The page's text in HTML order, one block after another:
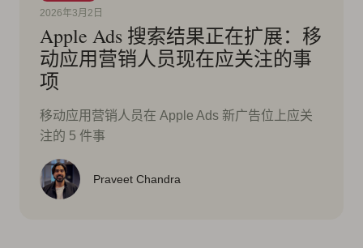
2026年3月2日
Apple Ads 搜索结果正在扩展：移
动应用营销人员现在应关注的事
项
移动应用营销人员在 Apple Ads 新广告位上应关
注的 5 件事
Praveet Chandra